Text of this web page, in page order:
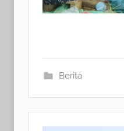
Berita